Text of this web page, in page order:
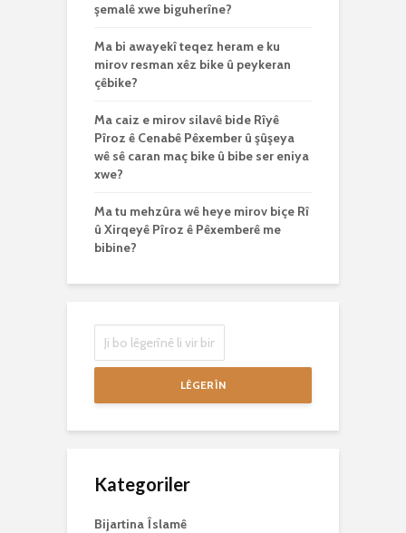
şemalê xwe biguherîne?
Ma bi awayekî teqez heram e ku
mirov resman xêz bike û peykeran
çêbike?
Ma caiz e mirov silavê bide Rîyê
Pîroz ê Cenabê Pêxember û şûşeya
wê sê caran maç bike û bibe ser eniya
xwe?
Ma tu mehzûra wê heye mirov biçe Rî
û Xirqeyê Pîroz ê Pêxemberê me
bibine?
LÊGERÎN
Kategoriler
Bijartina Îslamê